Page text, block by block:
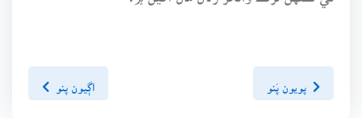
پويون پَنو اڳيون پنو